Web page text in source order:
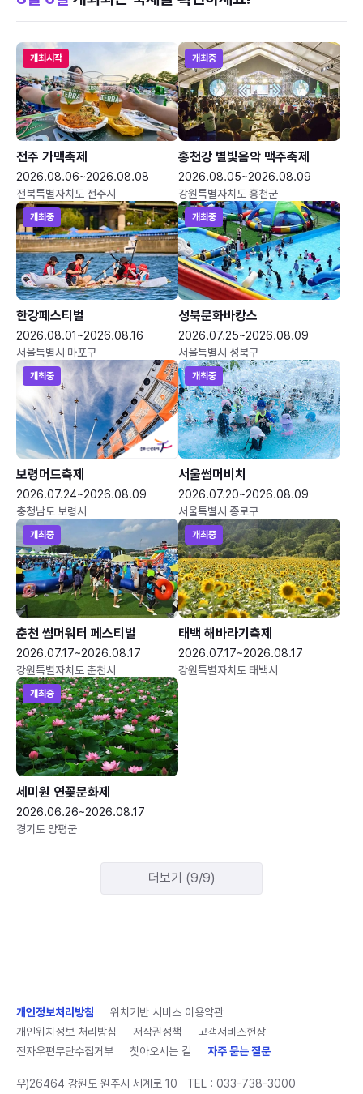
개최시작
전주 가맥축제
2026.08.06~2026.08.08
전북특별자치도 전주시
개최중
홍천강 별빛음악 맥주축제
2026.08.05~2026.08.09
강원특별자치도 홍천군
개최중
한강페스티벌
2026.08.01~2026.08.16
서울특별시 마포구
개최중
성북문화바캉스
2026.07.25~2026.08.09
서울특별시 성북구
개최중
보령머드축제
2026.07.24~2026.08.09
충청남도 보령시
개최중
서울썸머비치
2026.07.20~2026.08.09
서울특별시 종로구
개최중
춘천 썸머워터 페스티벌
2026.07.17~2026.08.17
강원특별자치도 춘천시
개최중
태백 해바라기축제
2026.07.17~2026.08.17
강원특별자치도 태백시
개최중
세미원 연꽃문화제
2026.06.26~2026.08.17
경기도 양평군
더보기 (9/9)
개인정보처리방침
위치기반 서비스 이용약관
개인위치정보 처리방침
저작권정책
고객서비스헌장
전자우편무단수집거부
찾아오시는 길 자주 묻는 질문
우)26464 강원도 원주시 세계로 10 TEL : 033-738-3000